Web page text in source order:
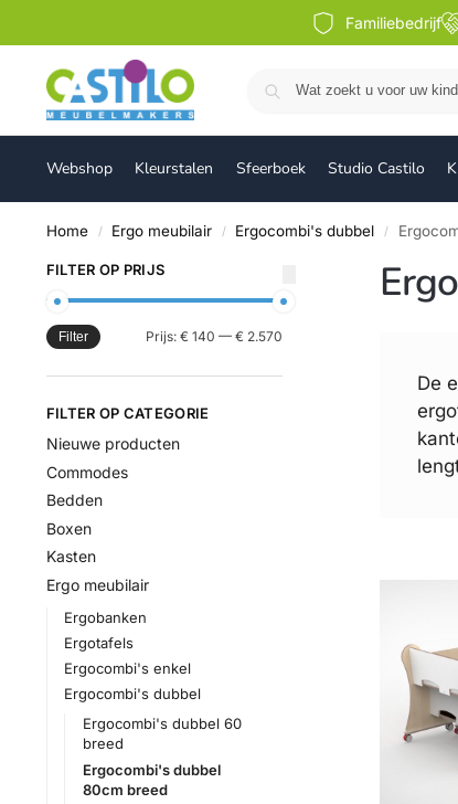
Familiebedrijf
Webshop Kleurstalen Sfeerboek Studio Castilo
Home / Ergo meubilair / Ergocombi's dubbel /
De
FILTER OP PRIJS
Filter Prijs:€ 140 —€ 2.570
FILTER OP CATEGORIE
Nieuwe producten
Commodes
Bedden
Boxen
Kasten
Ergo meubilair
Ergobanken
Ergotafels
Ergocombi's enkel
Ergocombi's dubbel
Ergocombi's dubbel 60
breed
Ergocombi's dubbel
80cm breed